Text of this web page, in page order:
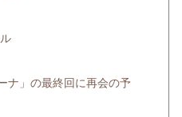
ナ」の最終回に再会の予